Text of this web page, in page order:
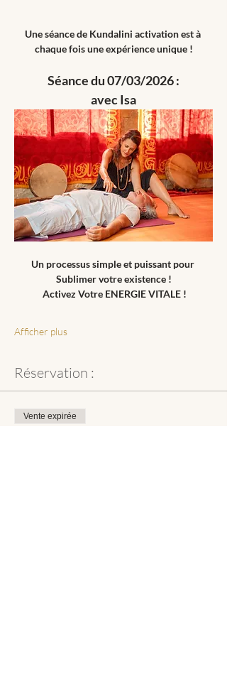
Une séance de Kundalini activation est à
chaque fois une expérience unique !
Séance du 07/03/2026 :
avec Isa
Un processus simple et puissant pour
Sublimer votre existence !
Activez Votre ENERGIE VITALE !
Afficher plus
Réservation :
Vente expirée